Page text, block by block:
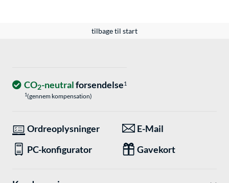
tilbage til start
CO2-neutralforsendelse1
1(gennem kompensation)
Ordreoplysninger
E-Mail
PC-konfigurator
Gavekort